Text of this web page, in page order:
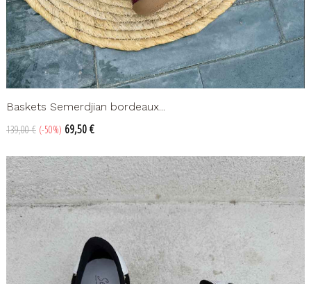
Baskets Semerdjian bordeaux...
Prix
base
139,00 € -50% Prix
69,50 €